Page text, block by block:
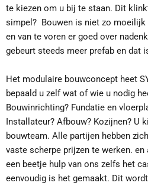
te kiezen om u bij te staan. Dit
simpel? Bouwen is niet zo
en van te voren er goed over
gebeurt steeds meer prefab en dat
Het modulaire bouwconcept heet
bepaald u zelf wat of wie u nodig
Bouwinrichting? Fundatie en
Installateur? Afbouw? Kozijnen? U
bouwteam. Alle partijen hebben
vaste scherpe prijzen te werken.
een beetje hulp van ons zelfs het
eenvoudig is het gemaakt. Dit